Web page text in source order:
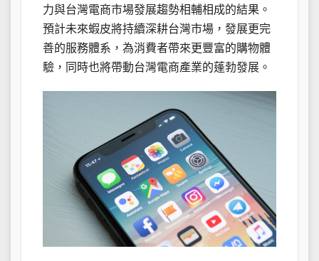
力與台灣電商市場發展趨勢相輔相成的結果。
預計未來蝦皮將持續深耕台灣市場，發展更完
善的服務體系，為消費者帶來更豐富的購物體
驗，同時也將帶動台灣電商產業的蓬勃發展。